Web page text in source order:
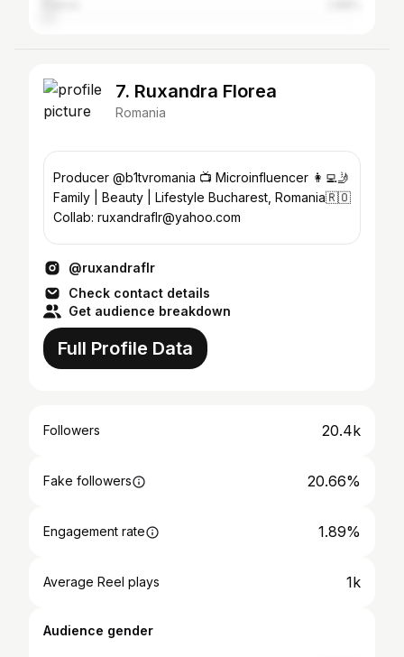
7. Ruxandra Florea
Romania
Producer @b1tvromania 📺 Microinfluencer 👩‍💻🤳
Family | Beauty | Lifestyle Bucharest, Romania🇷🇴
Collab: ruxandraflr@yahoo.com
@ruxandraflr
Check contact details
Get audience breakdown
Full Profile Data
Followers 20.4k
Fake followers 20.66%
Engagement rate 1.89%
Average Reel plays 1k
Audience gender